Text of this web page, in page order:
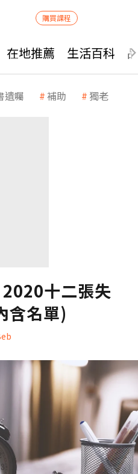
購買課程
在地推薦 生活百科
遺囑 補助 獨老
十二張失
含名單)